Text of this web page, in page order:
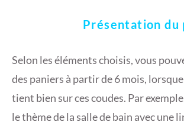
Présentation du
Selon les éléments choisis, vous
des paniers à partir de 6 mois, lorsque
tient bien sur ces coudes. Par
le thème de la salle de bain avec une